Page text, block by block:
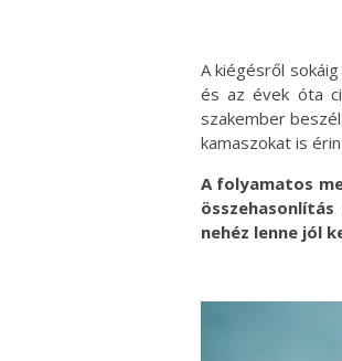
A kiégésről
és az évek óta
szakember
kamaszokat is
A folyamatos
nehéz lenne jól